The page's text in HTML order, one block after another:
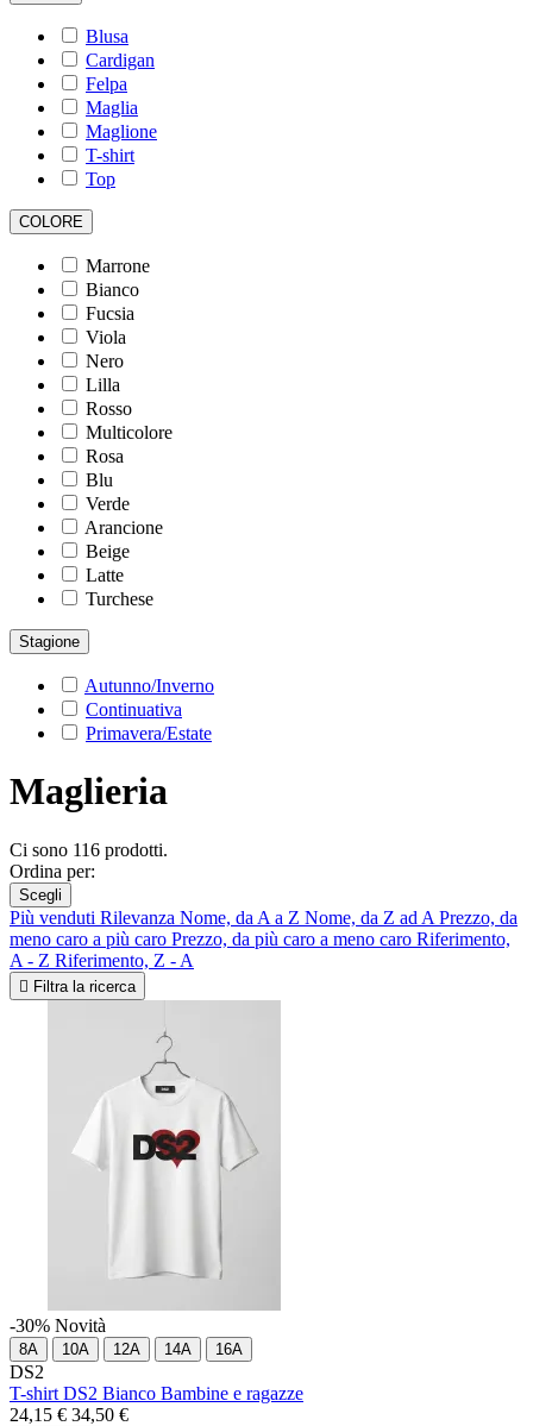
Blusa
Cardigan
Felpa
Maglia
Maglione
T-shirt
Top
COLORE
Marrone
Bianco
Fucsia
Viola
Nero
Lilla
Rosso
Multicolore
Rosa
Blu
Verde
Arancione
Beige
Latte
Turchese
Stagione
Autunno/Inverno
Continuativa
Primavera/Estate
Maglieria
Ci sono 116 prodotti.
Ordina per:
Scegli
Più venduti Rilevanza Nome, da A a Z Nome, da Z ad A Prezzo, da
meno caro a più caro Prezzo, da più caro a meno caro Riferimento,
A - Z Riferimento, Z - A
 Filtra la ricerca
-30% Novità
8A 10A 12A 14A 16A
DS2
T-shirt DS2 Bianco Bambine e ragazze
24,15 € 34,50 €